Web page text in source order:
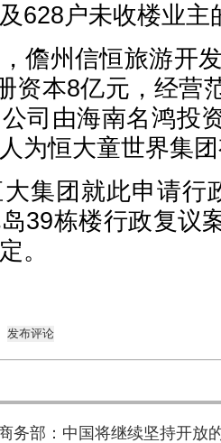
628户未收楼业主
州信恒旅游开发
资本8亿元，经营
司由海南名鸿投
为恒大童世界集
团就此申请行
39栋楼行政复议
。
发布评论
务部：中国将继续坚持开放